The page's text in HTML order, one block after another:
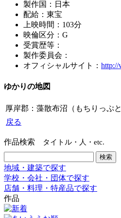
製作国：日本
配給：東宝
上映時間：103分
映倫区分：G
受賞歴等：
製作委員会：
オフィシャルサイト： http://
ゆかりの地図
厚岸郡：藻散布沼（もちりっぷと
戻る
作品検索 タイトル・人・etc.
地域・建築で探す
学校・会社・団体で探す
店舗・料理・特産品で探す
作品